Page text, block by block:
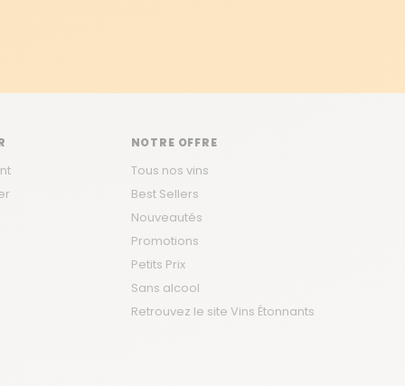
NOTRE OFFRE
Tous nos vins
Best Sellers
Nouveautés
Promotions
Petits Prix
Sans alcool
Retrouvez le site Vins Étonnants